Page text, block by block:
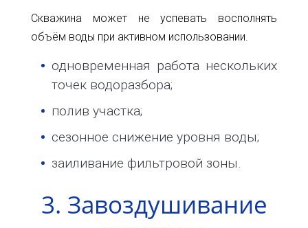
Скважина может не успевать восполнять
объём воды при активном использовании.
одновременная работа нескольких
точек водоразбора;
полив участка;
сезонное снижение уровня воды;
заиливание фильтровой зоны.
3. Завоздушивание